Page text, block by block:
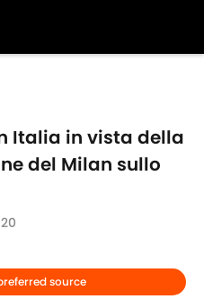
Italia in vista della
del Milan sullo
source